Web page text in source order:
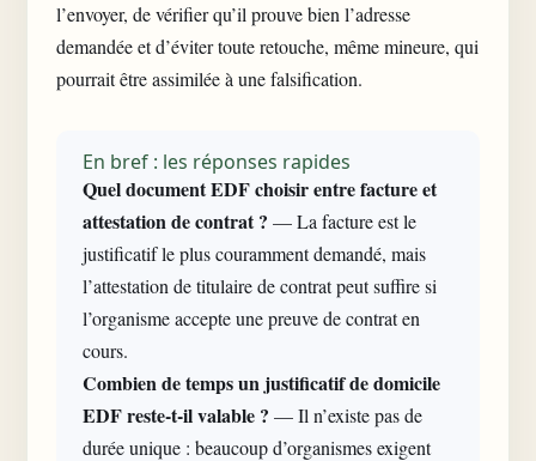
l’envoyer, de vérifier qu’il prouve bien l’adresse
demandée et d’éviter toute retouche, même mineure, qui
pourrait être assimilée à une falsification.
En bref : les réponses rapides
Quel document EDF choisir entre facture et
attestation de contrat ? — La facture est le
justificatif le plus couramment demandé, mais
l’attestation de titulaire de contrat peut suffire si
l’organisme accepte une preuve de contrat en
cours.
Combien de temps un justificatif de domicile
EDF reste-t-il valable ? — Il n’existe pas de
durée unique : beaucoup d’organismes exigent